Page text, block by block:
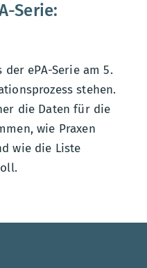
Serie:
ePA-Serie am 5.
stehen.
die Daten für die
wie Praxen
wie die Liste